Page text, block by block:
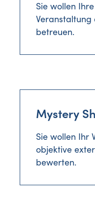
Sie wollen
betreuen.
Mystery
Sie wollen Ihr
objektive
bewerten.